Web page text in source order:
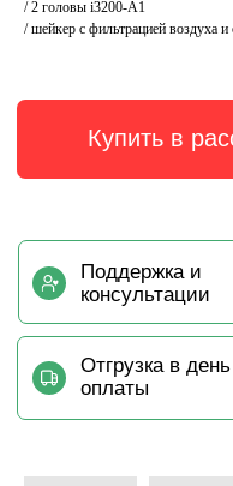
/ 2 головы i3200-A1
/ шейкер с фильтрацией воздуха и